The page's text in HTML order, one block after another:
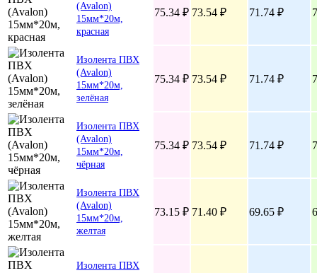
(Avalon)
15мм*20м,
красная
75.34 ₽ 73.54 ₽ 71.74 ₽
Изолента ПВХ
(Avalon)
15мм*20м,
зелёная
75.34 ₽ 73.54 ₽ 71.74 ₽
Изолента ПВХ
(Avalon)
15мм*20м,
чёрная
75.34 ₽ 73.54 ₽ 71.74 ₽
Изолента ПВХ
(Avalon)
15мм*20м,
желтая
73.15 ₽ 71.40 ₽ 69.65 ₽
Изолента ПВХ